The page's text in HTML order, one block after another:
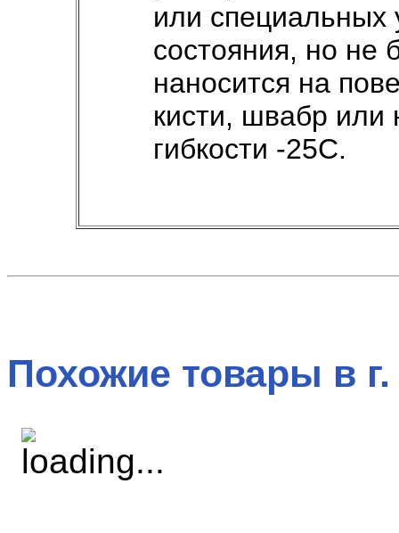
или специальных
состояния, но не
наносится на
кисти, швабр или
гибкости -25С.
Похожие товары в